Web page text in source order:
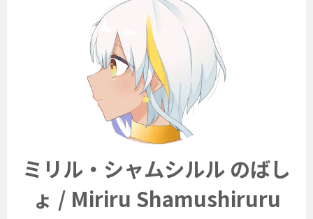
ミリル・シャムシルル のばし
ょ / Miriru Shamushiruru